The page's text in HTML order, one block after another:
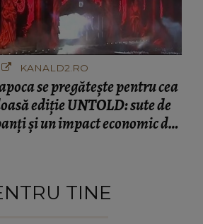
KANALD2.RO
se pregătește pentru cea
ediție UNTOLD: sute de
și un impact economic de
TINE